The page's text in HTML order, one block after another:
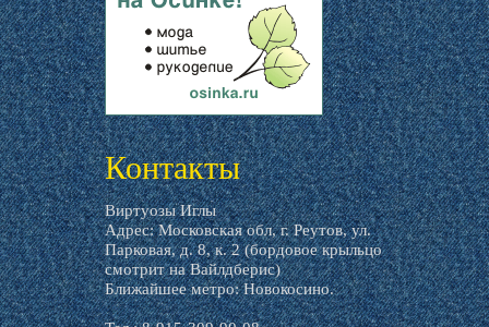
livemaster.ru
Контакты
Виртуозы Иглы
Адрес: Московская обл, г. Реутов, ул.
Парковая, д. 8, к. 2 (бордовое крыльцо
смотрит на Вайлдберис)
Ближайшее метро: Новокосино.